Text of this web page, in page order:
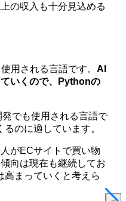
の収入も十分見込める
用される言語です。AI
いくので、Pythonの
でも使用される言語で
のに適しています。
がECサイトで買い物
向は現在も継続してお
高まっていくと考えら